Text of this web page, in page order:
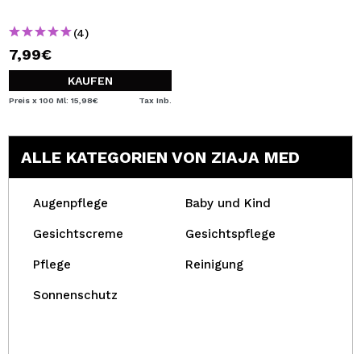
(4)
7,99€
KAUFEN
Preis x 100 Ml: 15,98€ Tax Inb.
ALLE KATEGORIEN VON ZIAJA MED
Augenpflege Baby und Kind
Gesichtscreme Gesichtspflege
Pflege Reinigung
Sonnenschutz